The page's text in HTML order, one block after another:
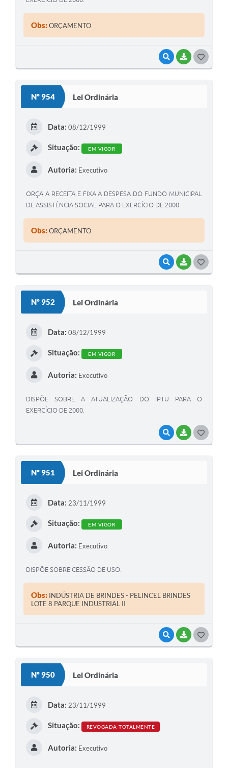
VISUALIZAR
BAIXAR
Obs:ORÇAMENTO
Nº 954 Lei Ordinária
VISUALIZAR
BAIXAR
Data: 08/12/1999
Situação: EM VIGOR
Autoria: Executivo
ORÇA A RECEITA E FIXA A DESPESA DO FUNDO MUNICIPAL
DE ASSISTÊNCIA SOCIAL PARA O EXERCÍCIO DE 2000.
Obs:ORÇAMENTO
Nº 952 Lei Ordinária
VISUALIZAR
BAIXAR
Data: 08/12/1999
Situação: EM VIGOR
Autoria: Executivo
DISPÕE SOBRE A ATUALIZAÇÃO DO IPTU PARA O
EXERCÍCIO DE 2000.
Nº 951 Lei Ordinária
VISUALIZAR
BAIXAR
Data: 23/11/1999
Situação: EM VIGOR
Autoria: Executivo
DISPÕE SOBRE CESSÃO DE USO.
Obs: INDÚSTRIA DE BRINDES - PELINCEL BRINDES
LOTE 8 PARQUE INDUSTRIAL II
Nº 950 Lei Ordinária
Data: 23/11/1999
Situação: REVOGADA TOTALMENTE
Autoria: Executivo